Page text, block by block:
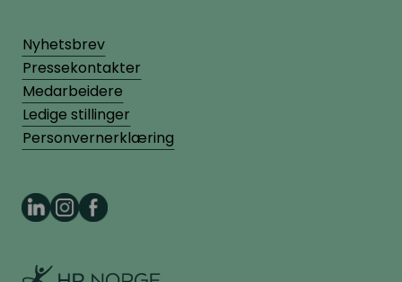
Nyhetsbrev
Pressekontakter
Medarbeidere
Ledige stillinger
Personvernerklæring
HR Norge